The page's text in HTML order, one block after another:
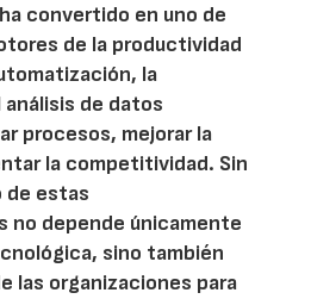
convertido en uno de
de la productividad
la
de datos
procesos, mejorar la
la competitividad. Sin
de estas
no depende únicamente
sino también
las organizaciones para